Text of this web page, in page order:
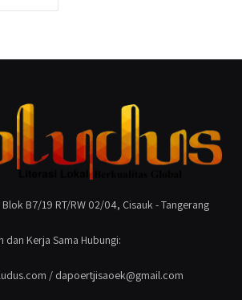
B7/19 RT/RW 02/04, Cisauk - Tangerang
dan Kerja Sama Hubungi:
/ dapoertjisaoek@gmail.com